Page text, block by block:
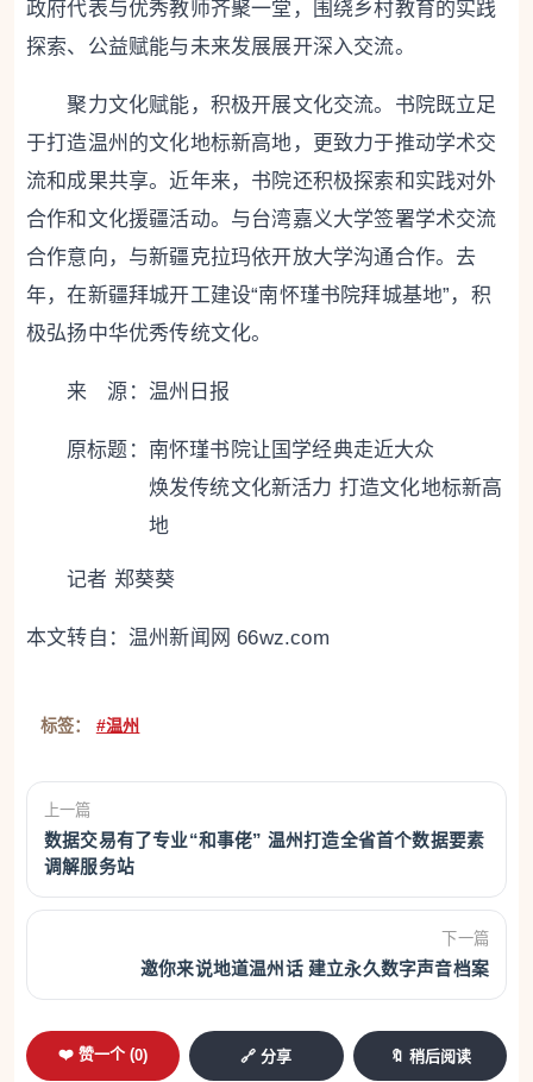
政府代表与优秀教师齐聚一堂，围绕乡村教育的实践
探索、公益赋能与未来发展展开深入交流。
聚力文化赋能，积极开展文化交流。书院既立足
于打造温州的文化地标新高地，更致力于推动学术交
流和成果共享。近年来，书院还积极探索和实践对外
合作和文化援疆活动。与台湾嘉义大学签署学术交流
合作意向，与新疆克拉玛依开放大学沟通合作。去
年，在新疆拜城开工建设“南怀瑾书院拜城基地”，积
极弘扬中华优秀传统文化。
来 源：温州日报
原标题： 南怀瑾书院让国学经典走近大众
焕发传统文化新活力 打造文化地标新高
地
记者 郑葵葵
本文转自： 温州新闻网 66wz.com
标签： #温州
上一篇
数据交易有了专业“和事佬” 温州打造全省首个数据要素
调解服务站
下一篇
邀你来说地道温州话 建立永久数字声音档案
❤️ 赞一个 (0) 🔗 分享 🔖 稍后阅读